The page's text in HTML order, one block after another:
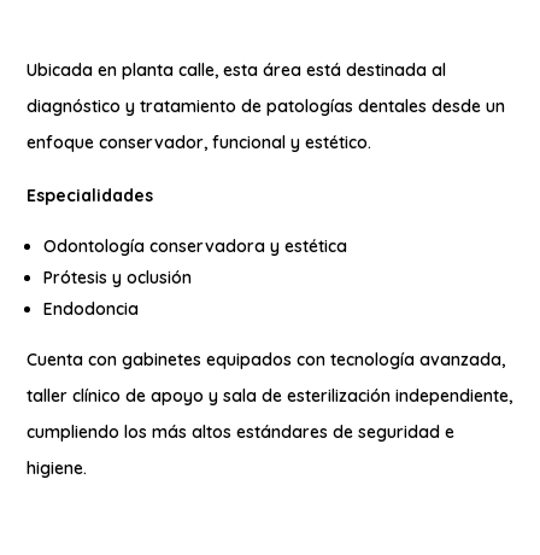
Ubicada en planta calle, esta área está destinada al
diagnóstico y tratamiento de patologías dentales desde un
enfoque conservador, funcional y estético.
Especialidades
Odontología conservadora y estética
Prótesis y oclusión
Endodoncia
Cuenta con gabinetes equipados con tecnología avanzada,
taller clínico de apoyo y sala de esterilización independiente,
cumpliendo los más altos estándares de seguridad e
higiene.